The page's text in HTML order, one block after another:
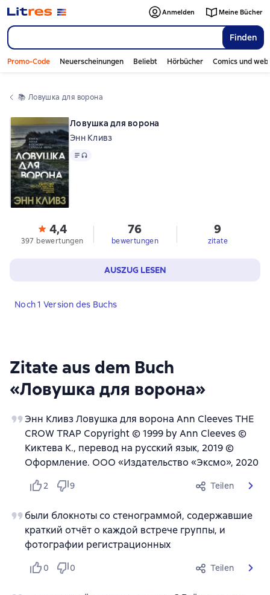
Finden
Anmelden Meine Bücher
Promo-Code Neuerscheinungen Beliebt Hörbücher Comics und
📚 Ловушка для ворона
Zitate aus dem Buch
«Ловушка для ворона»
Энн Кливз Ловушка для ворона Ann Cleeves THE
CROW TRAP Copyright © 1999 by Ann Cleeves ©
Киктева К., перевод на русский язык, 2019 ©
Оформление. ООО «Издательство «Эксмо», 2020
2 9 Teilen
были блокноты со стенограммой, содержавшие
краткий отчёт о каждой встрече группы, и
фотографии регистрационных
0 0 Teilen
Ловушка для ворона
Энн Кливз
Text, Audioformat verfügbar
4,4
397 bewertungen
76
bewertungen
9
zitate
AUSZUG LESEN
Noch 1 Version des Buchs